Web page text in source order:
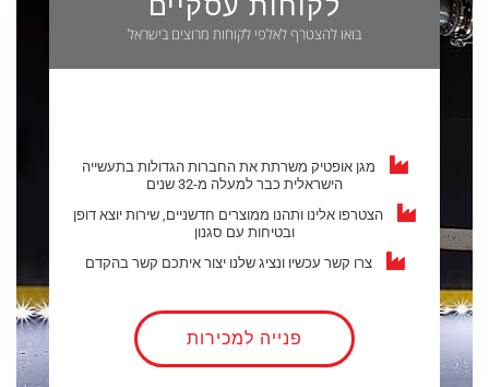
בואו להצטרף לאלפי לקוחות מרוצים בישראל
מגן אופטיק משרתת את החברות הגדולות בתעשייה
הישראלית כבר למעלה מ-32 שנים
הצטרפו אלינו ותהנו ממוצרים חדשניים, שירות יוצא דופן
ובטיחות עם סגנון
צרו קשר עכשיו ונציג שלנו יצור איתכם קשר בהקדם
פנייה למכירות